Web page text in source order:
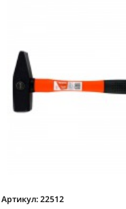
Артикул:22512